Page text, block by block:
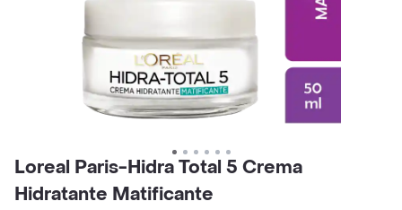
Loreal Paris-Hidra Total 5 Crema
Hidratante Matificante